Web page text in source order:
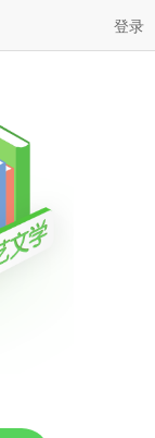
登录